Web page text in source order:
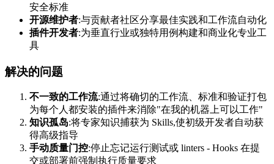
安全标准
开源维护者:与贡献者社区分享最佳实践和工作流自动化
插件开发者:为垂直行业或独特用例构建和商业化专业工
具
解决的问题
不一致的工作流:通过将确切的工作流、标准和验证打包
为每个人都安装的插件来消除"在我的机器上可以工作"
知识孤岛:将专家知识捕获为 Skills,使初级开发者自动获
得高级指导
手动质量门控:停止忘记运行测试或 linters - Hooks 在提
交或部署前强制执行质量要求